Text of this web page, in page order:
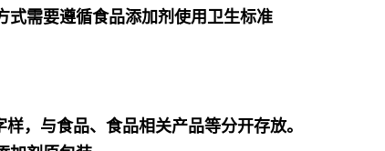
式需要遵循食品添加剂使用卫生标准
，与食品、食品相关产品等分开存放。